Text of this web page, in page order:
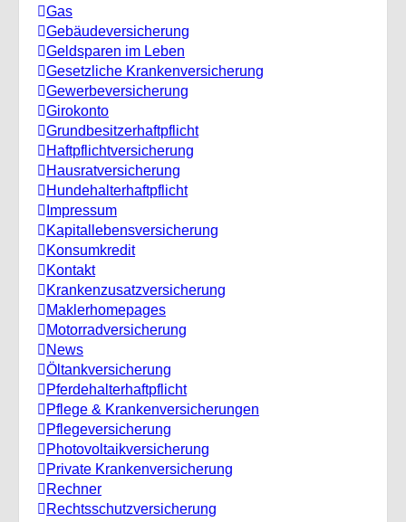
Gas
Gebäudeversicherung
Geldsparen im Leben
Gesetzliche Krankenversicherung
Gewerbeversicherung
Girokonto
Grundbesitzerhaftpflicht
Haftpflichtversicherung
Hausratversicherung
Hundehalterhaftpflicht
Impressum
Kapitallebensversicherung
Konsumkredit
Kontakt
Krankenzusatzversicherung
Maklerhomepages
Motorradversicherung
News
Öltankversicherung
Pferdehalterhaftpflicht
Pflege & Krankenversicherungen
Pflegeversicherung
Photovoltaikversicherung
Private Krankenversicherung
Rechner
Rechtsschutzversicherung